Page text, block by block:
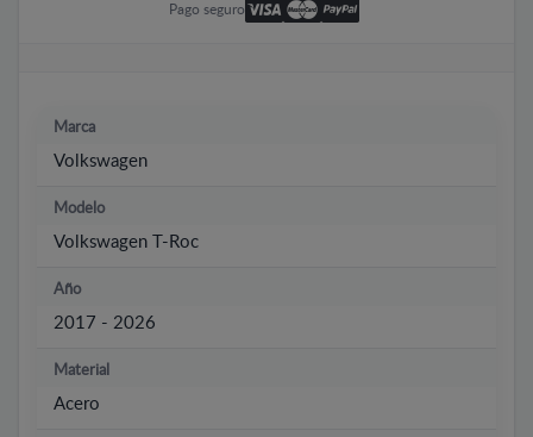
Pago seguro
Marca
Volkswagen
Modelo
Volkswagen T-Roc
Año
2017 - 2026
Material
Acero